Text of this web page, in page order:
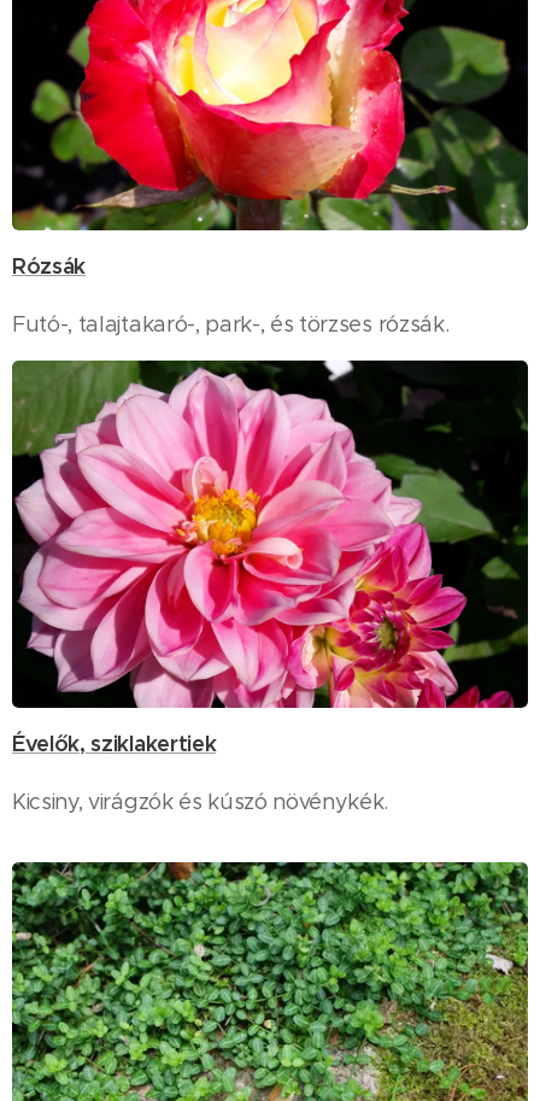
Rózsák
Futó-, talajtakaró-, park-, és törzses rózsák.
Évelők, sziklakertiek
Kicsiny, virágzók és kúszó növénykék.